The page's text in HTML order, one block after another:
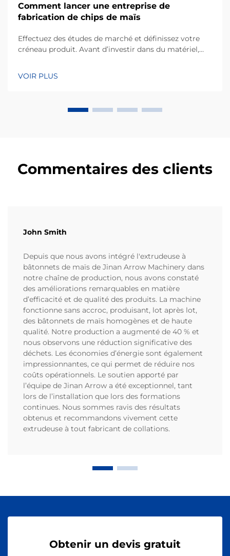
Comment lancer une entreprise de
fabrication de chips de maïs
Effectuez des études de marché et définissez votre
créneau produit. Avant d’investir dans du matériel,
consommateurs locaux. Les chips de maïs, fabriquées
VOIR PLUS
Commentaires des clients
John Smith
Depuis que nous avons intégré l'extrudeuse à
bâtonnets de maïs de Jinan Arrow Machinery dans
notre chaîne de production, nous avons constaté
des améliorations remarquables en matière
d’efficacité et de qualité des produits. La machine
fonctionne sans accroc, produisant, lot après lot,
des bâtonnets de maïs homogènes et de haute
qualité. Notre production a augmenté de 40 % et
nous observons une réduction significative des
déchets. Les économies d’énergie sont également
impressionnantes, ce qui permet de réduire nos
coûts opérationnels. Le soutien apporté par
l’équipe de Jinan Arrow a été exceptionnel, tant
lors de l’installation que lors des formations
continues. Nous sommes ravis des résultats
obtenus et recommandons vivement cette
extrudeuse à tout fabricant de collations.
Obtenir un devis gratuit